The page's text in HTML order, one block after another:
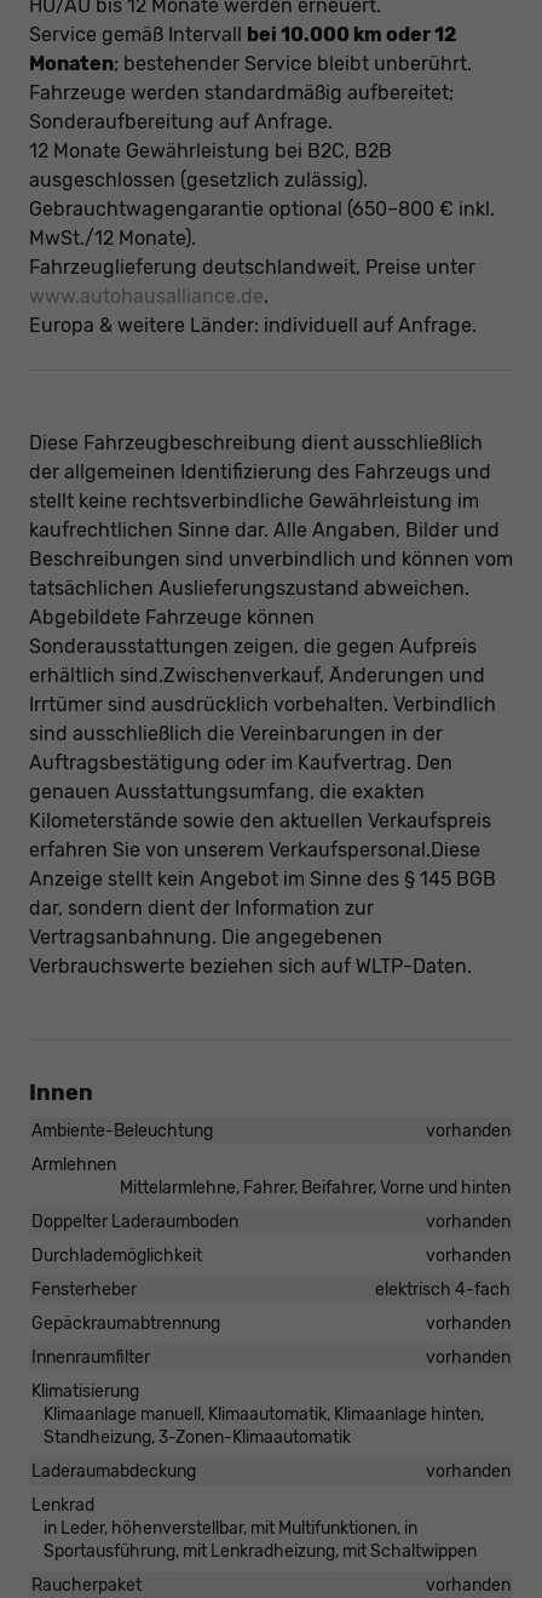
HU/AU bis 12 Monate werden erneuert.
Service gemäß Intervall
bei 10.000 km oder 12
Monaten; bestehender Service bleibt unberührt.
Fahrzeuge werden standardmäßig aufbereitet;
Sonderaufbereitung auf Anfrage.
12 Monate Gewährleistung bei B2C, B2B
ausgeschlossen (gesetzlich zulässig).
Gebrauchtwagengarantie optional (650–800 € inkl.
MwSt./12 Monate).
Fahrzeuglieferung deutschlandweit, Preise unter
www.autohausalliance.de.
Europa & weitere Länder: individuell auf Anfrage.
Diese Fahrzeugbeschreibung dient ausschließlich
der allgemeinen Identifizierung des Fahrzeugs und
stellt keine rechtsverbindliche Gewährleistung im
kaufrechtlichen Sinne dar. Alle Angaben, Bilder und
Beschreibungen sind unverbindlich und können vom
tatsächlichen Auslieferungszustand abweichen.
Abgebildete Fahrzeuge können
Sonderausstattungen zeigen, die gegen Aufpreis
erhältlich sind.Zwischenverkauf, Änderungen und
Irrtümer sind ausdrücklich vorbehalten. Verbindlich
sind ausschließlich die Vereinbarungen in der
Auftragsbestätigung oder im Kaufvertrag. Den
genauen Ausstattungsumfang, die exakten
Kilometerstände sowie den aktuellen Verkaufspreis
erfahren Sie von unserem Verkaufspersonal.Diese
Anzeige stellt kein Angebot im Sinne des § 145 BGB
dar, sondern dient der Information zur
Vertragsanbahnung. Die angegebenen
Verbrauchswerte beziehen sich auf WLTP-Daten.
Innen
Ambiente-Beleuchtung
vorhanden
Armlehnen
Mittelarmlehne, Fahrer, Beifahrer, Vorne und hinten
Doppelter Laderaumboden
vorhanden
Durchlademöglichkeit
vorhanden
Fensterheber
elektrisch 4-fach
Gepäckraumabtrennung
vorhanden
Innenraumfilter
vorhanden
Klimatisierung
Klimaanlage manuell, Klimaautomatik, Klimaanlage hinten,
Standheizung, 3-Zonen-Klimaautomatik
Laderaumabdeckung
vorhanden
Lenkrad
in Leder, höhenverstellbar, mit Multifunktionen, in
Sportausführung, mit Lenkradheizung, mit Schaltwippen
Raucherpaket
vorhanden